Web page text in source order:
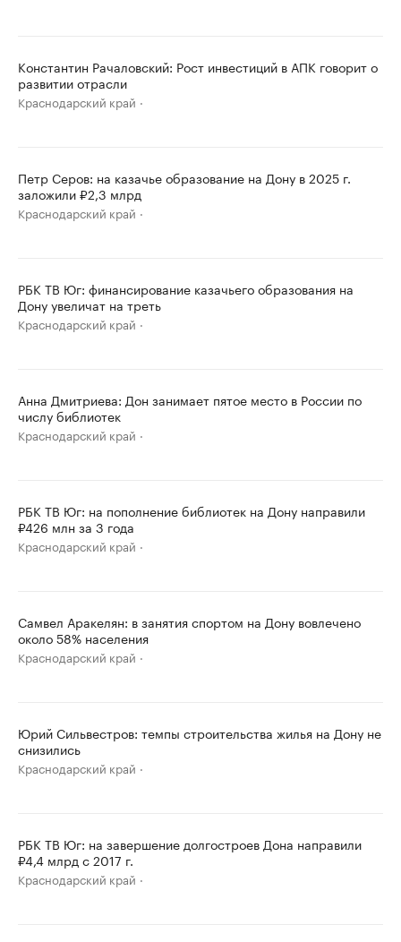
Константин Рачаловский: Рост инвестиций в АПК говорит о
развитии отрасли
Краснодарский край
Петр Серов: на казачье образование на Дону в 2025 г.
заложили ₽2,3 млрд
Краснодарский край
РБК ТВ Юг: финансирование казачьего образования на
Дону увеличат на треть
Краснодарский край
Анна Дмитриева: Дон занимает пятое место в России по
числу библиотек
Краснодарский край
РБК ТВ Юг: на пополнение библиотек на Дону направили
₽426 млн за 3 года
Краснодарский край
Самвел Аракелян: в занятия спортом на Дону вовлечено
около 58% населения
Краснодарский край
Юрий Сильвестров: темпы строительства жилья на Дону не
снизились
Краснодарский край
РБК ТВ Юг: на завершение долгостроев Дона направили
₽4,4 млрд с 2017 г.
Краснодарский край